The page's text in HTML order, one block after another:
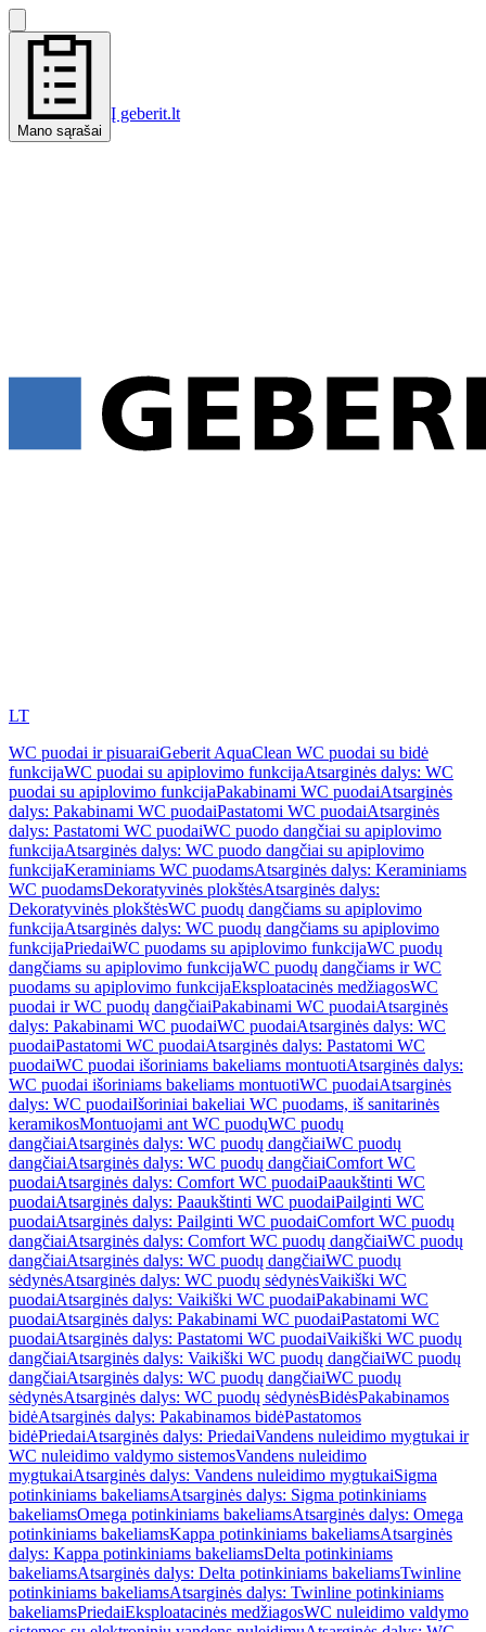
Mano sąrašai
Į geberit.lt
LT
WC puodai ir pisuaraiGeberit AquaClean WC puodai su bidė
funkcijaWC puodai su apiplovimo funkcijaAtsarginės dalys: WC
puodai su apiplovimo funkcijaPakabinami WC puodaiAtsarginės
dalys: Pakabinami WC puodaiPastatomi WC puodaiAtsarginės
dalys: Pastatomi WC puodaiWC puodo dangčiai su apiplovimo
funkcijaAtsarginės dalys: WC puodo dangčiai su apiplovimo
funkcijaKeraminiams WC puodamsAtsarginės dalys: Keraminiams
WC puodamsDekoratyvinės plokštėsAtsarginės dalys:
Dekoratyvinės plokštėsWC puodų dangčiams su apiplovimo
funkcijaAtsarginės dalys: WC puodų dangčiams su apiplovimo
funkcijaPriedaiWC puodams su apiplovimo funkcijaWC puodų
dangčiams su apiplovimo funkcijaWC puodų dangčiams ir WC
puodams su apiplovimo funkcijaEksploatacinės medžiagosWC
puodai ir WC puodų dangčiaiPakabinami WC puodaiAtsarginės
dalys: Pakabinami WC puodaiWC puodaiAtsarginės dalys: WC
puodaiPastatomi WC puodaiAtsarginės dalys: Pastatomi WC
puodaiWC puodai išoriniams bakeliams montuotiAtsarginės dalys:
WC puodai išoriniams bakeliams montuotiWC puodaiAtsarginės
dalys: WC puodaiIšoriniai bakeliai WC puodams, iš sanitarinės
keramikosMontuojami ant WC puodųWC puodų
dangčiaiAtsarginės dalys: WC puodų dangčiaiWC puodų
dangčiaiAtsarginės dalys: WC puodų dangčiaiComfort WC
puodaiAtsarginės dalys: Comfort WC puodaiPaaukštinti WC
puodaiAtsarginės dalys: Paaukštinti WC puodaiPailginti WC
puodaiAtsarginės dalys: Pailginti WC puodaiComfort WC puodų
dangčiaiAtsarginės dalys: Comfort WC puodų dangčiaiWC puodų
dangčiaiAtsarginės dalys: WC puodų dangčiaiWC puodų
sėdynėsAtsarginės dalys: WC puodų sėdynėsVaikiški WC
puodaiAtsarginės dalys: Vaikiški WC puodaiPakabinami WC
puodaiAtsarginės dalys: Pakabinami WC puodaiPastatomi WC
puodaiAtsarginės dalys: Pastatomi WC puodaiVaikiški WC puodų
dangčiaiAtsarginės dalys: Vaikiški WC puodų dangčiaiWC puodų
dangčiaiAtsarginės dalys: WC puodų dangčiaiWC puodų
sėdynėsAtsarginės dalys: WC puodų sėdynėsBidėsPakabinamos
bidėAtsarginės dalys: Pakabinamos bidėPastatomos
bidėPriedaiAtsarginės dalys: PriedaiVandens nuleidimo mygtukai ir
WC nuleidimo valdymo sistemosVandens nuleidimo
mygtukaiAtsarginės dalys: Vandens nuleidimo mygtukaiSigma
potinkiniams bakeliamsAtsarginės dalys: Sigma potinkiniams
bakeliamsOmega potinkiniams bakeliamsAtsarginės dalys: Omega
potinkiniams bakeliamsKappa potinkiniams bakeliamsAtsarginės
dalys: Kappa potinkiniams bakeliamsDelta potinkiniams
bakeliamsAtsarginės dalys: Delta potinkiniams bakeliamsTwinline
potinkiniams bakeliamsAtsarginės dalys: Twinline potinkiniams
bakeliamsPriedaiEksploatacinės medžiagosWC nuleidimo valdymo